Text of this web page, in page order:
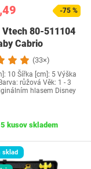
-75 %
Vtech 80-511104
Cabrio
(33×)
10 Šířka [cm]: 5 Výška
růžová Věk: 1 - 3
hlasem Disney
kusov skladem
sklad